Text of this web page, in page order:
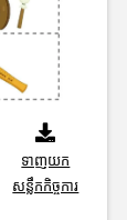
ទាញយក
សន្លឹកកិច្ចការ